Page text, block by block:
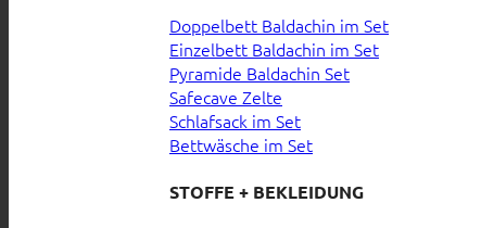
Doppelbett Baldachin im Set
Einzelbett Baldachin im Set
Pyramide Baldachin Set
Safecave Zelte
Schlafsack im Set
Bettwäsche im Set
STOFFE + BEKLEIDUNG